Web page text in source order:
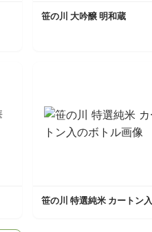
笹の川 大吟醸 明和蔵
笹の川 特選純米 カートン入